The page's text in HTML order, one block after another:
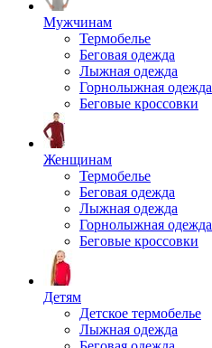
Мужчинам
Термобелье
Беговая одежда
Лыжная одежда
Горнолыжная одежда
Беговые кроссовки
Женщинам
Термобелье
Беговая одежда
Лыжная одежда
Горнолыжная одежда
Беговые кроссовки
Детям
Детское термобелье
Лыжная одежда